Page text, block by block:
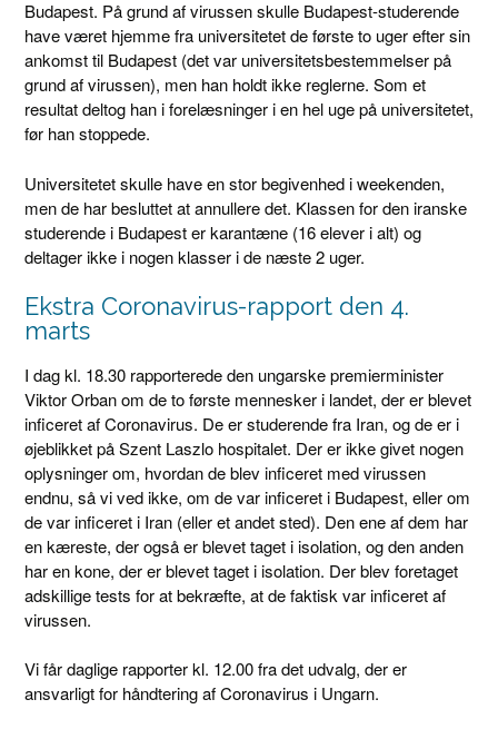
Budapest. På grund af virussen skulle Budapest-studerende
have været hjemme fra universitetet de første to uger efter sin
ankomst til Budapest (det var universitetsbestemmelser på
grund af virussen), men han holdt ikke reglerne. Som et
resultat deltog han i forelæsninger i en hel uge på universitetet,
før han stoppede.
Universitetet skulle have en stor begivenhed i weekenden,
men de har besluttet at annullere det. Klassen for den iranske
studerende i Budapest er karantæne (16 elever i alt) og
deltager ikke i nogen klasser i de næste 2 uger.
Ekstra Coronavirus-rapport den 4.
marts
I dag kl. 18.30 rapporterede den ungarske premierminister
Viktor Orban om de to første mennesker i landet, der er blevet
inficeret af Coronavirus. De er studerende fra Iran, og de er i
øjeblikket på Szent Laszlo hospitalet. Der er ikke givet nogen
oplysninger om, hvordan de blev inficeret med virussen
endnu, så vi ved ikke, om de var inficeret i Budapest, eller om
de var inficeret i Iran (eller et andet sted). Den ene af dem har
en kæreste, der også er blevet taget i isolation, og den anden
har en kone, der er blevet taget i isolation. Der blev foretaget
adskillige tests for at bekræfte, at de faktisk var inficeret af
virussen.
Vi får daglige rapporter kl. 12.00 fra det udvalg, der er
ansvarligt for håndtering af Coronavirus i Ungarn.